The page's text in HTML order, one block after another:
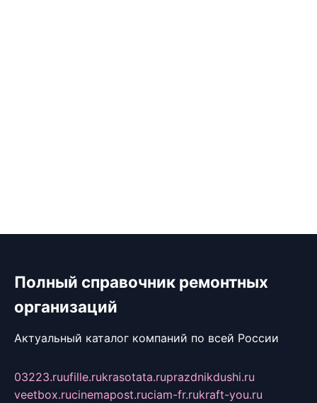
Полный справочник ремонтных
организаций
Актуальный каталог компаний по всей России
03223.ruufille.rukrasotata.ruprazdnikdushi.ru
veetbox.rucinemapost.ruciam-fr.rukraft-you.ru